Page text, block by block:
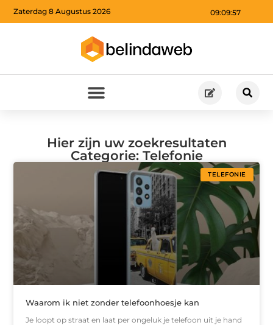
09:09:58
Zaterdag 8 Augustus 2026
Hier zijn uw zoekresultaten
Categorie: Telefonie
TELEFONIE
Waarom ik niet zonder telefoonhoesje kan
Je loopt op straat en laat per ongeluk je telefoon uit je hand